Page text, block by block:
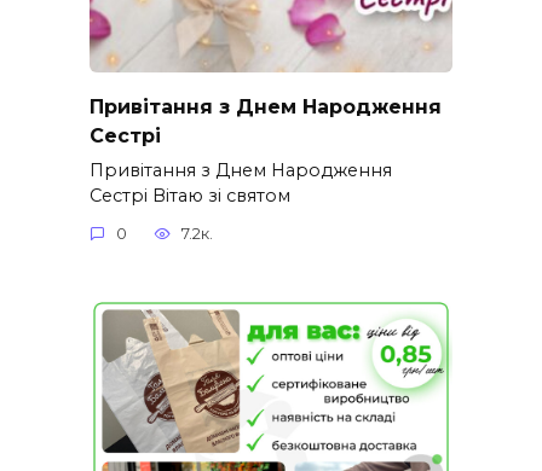
Привітання з Днем Народження
Сестрі
Привітання з Днем Народження
Сестрі Вітаю зі святом
0 7.2к.